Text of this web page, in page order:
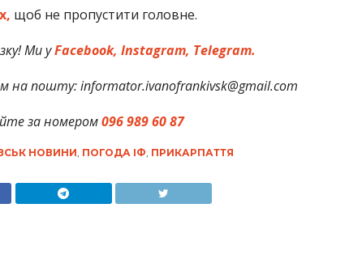
щоб не пропустити головне.
Ми уFacebook, Instagram, Telegram.
на пошту: informator.ivanofrankivsk@gmail.com
за номером096 989 60 87
НОВИНИ, ПОГОДА ІФ, ПРИКАРПАТТЯ